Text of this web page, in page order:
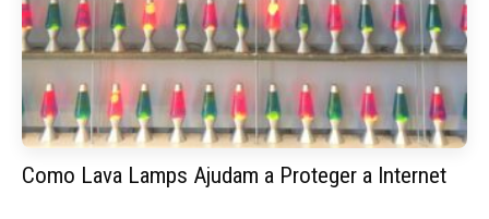
Como Lava Lamps Ajudam a Proteger a Internet